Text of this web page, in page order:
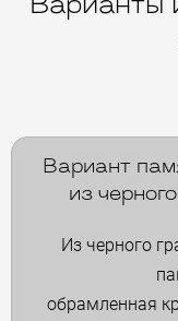
Варианты
Вариант
из
Из черного
обрамленная